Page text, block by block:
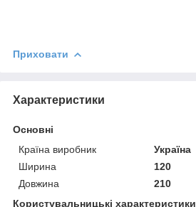
Приховати
Характеристики
Основні
Країна виробник
Україна
Ширина
120
Довжина
210
Користувальницькі характеристики